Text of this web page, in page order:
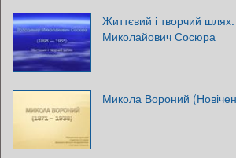
Життєвий і творчий
Миколайович Сосюра
Микола Вороний